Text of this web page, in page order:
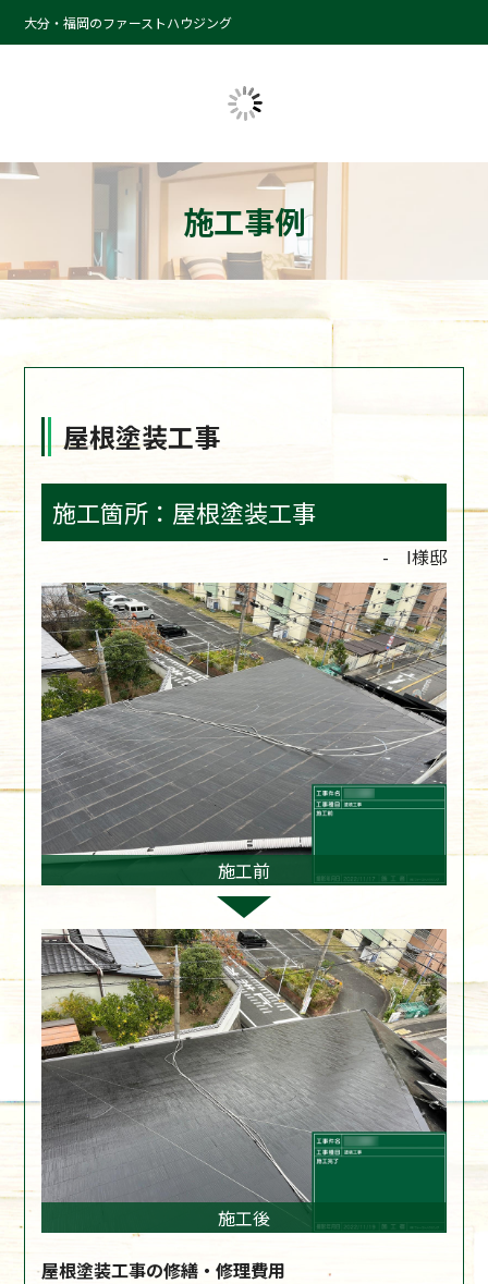
大分・福岡のファーストハウジング
施工事例
屋根塗装工事
施工箇所：屋根塗装工事
- I様邸
施工前
施工後
屋根塗装工事の修繕・修理費用